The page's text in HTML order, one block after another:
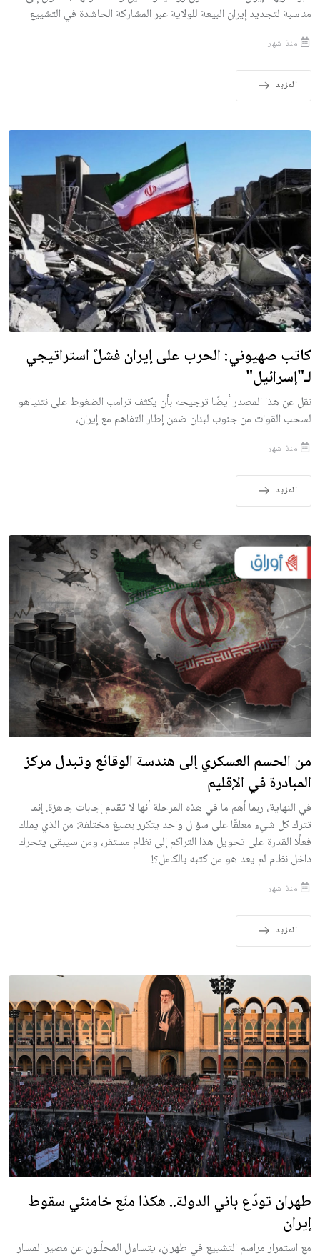
مناسبة لتجديد إيران البيعة للولاية عبر المشاركة الحاشدة في التشييع
منذ شهر
المزيد
كاتب صهيوني: الحرب على إيران فشلٌ استراتيجي
لـ"إسرائيل"
نقل عن هذا المصدر أيضًا ترجيحه بأن يكثف ترامب الضغوط على نتنياهو
لسحب القوات من جنوب لبنان ضمن إطار التفاهم مع إيران،
منذ شهر
المزيد
من الحسم العسكري إلى هندسة الوقائع وتبدل مركز
المبادرة في الإقليم
في النهاية، ربما أهم ما في هذه المرحلة أنها لا تقدم إجابات جاهزة. إنما
تترك كل شيء معلقًا على سؤال واحد يتكرر بصيغ مختلفة: من الذي يملك
فعلًا القدرة على تحويل هذا التراكم إلى نظام مستقر، ومن سيبقى يتحرك
داخل نظام لم يعد هو من كتبه بالكامل؟!
منذ شهر
المزيد
طهران تودّع باني الدولة.. هكذا منَع خامنئي سقوط
إيران
مع استمرار مراسم التشييع في طهران، يتساءل المحلّلون عن مصير المسار